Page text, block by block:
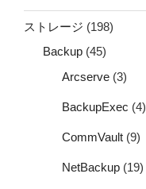
ストレージ (198)
Backup (45)
Arcserve (3)
BackupExec (4)
CommVault (9)
NetBackup (19)